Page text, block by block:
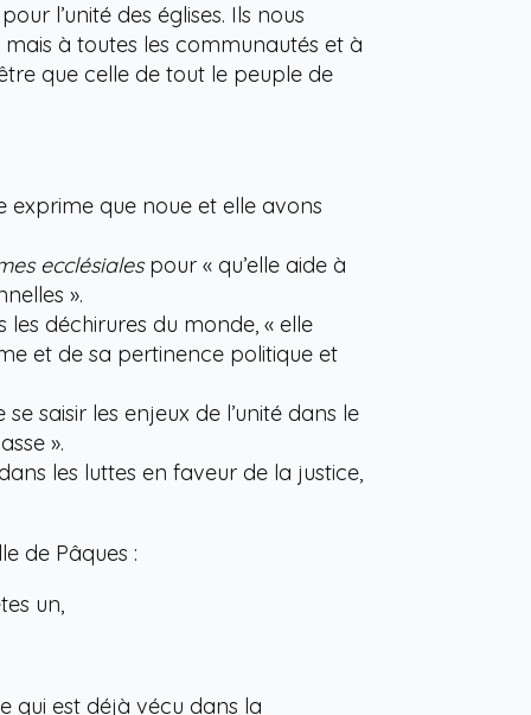
l’unité des églises. Ils nous
à toutes les communautés et à
que celle de tout le peuple de
exprime que noue et elle avons
ecclésialespour « qu’elle aide à
».
les déchirures du monde, « elle
et de sa pertinence politique et
saisir les enjeux de l’unité dans le
».
les luttes en faveur de la justice,
de Pâques :
un,
qui est déjà vécu dans la